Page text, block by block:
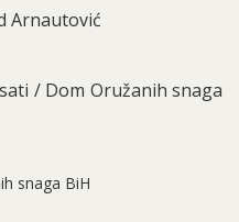
Arnautović
/ Dom Oružanih snaga
snaga BiH